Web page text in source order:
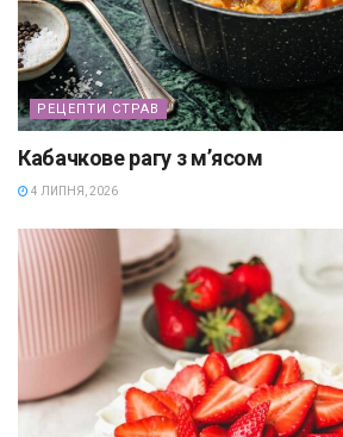
РЕЦЕПТИ СТРАВ
Кабачкове рагу з м’ясом
4 ЛИПНЯ, 2026